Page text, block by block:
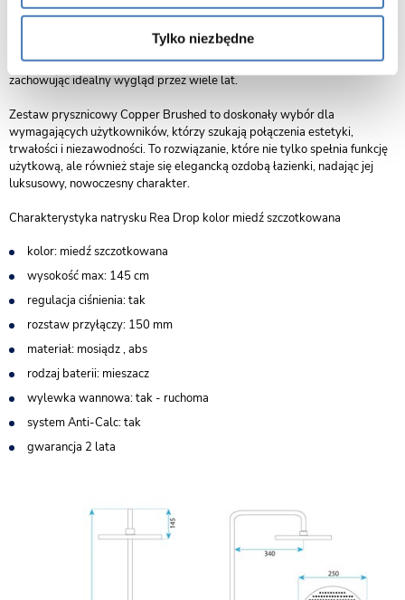
Tylko niezbędne
najtrwalszych metod barwienia powierzchni metali. Dzięki tej
zaawansowanej powłoce, produkt zyskuje nawet 15-krotnie większą
odporność niż w przypadku tradycyjnego galwanizowania. Powłoka PVD
chroni przed zarysowaniami, korozją i działaniem detergentów,
zachowując idealny wygląd przez wiele lat.
Zestaw prysznicowy Copper Brushed to doskonały wybór dla
wymagających użytkowników, którzy szukają połączenia estetyki,
trwałości i niezawodności. To rozwiązanie, które nie tylko spełnia funkcję
użytkową, ale również staje się elegancką ozdobą łazienki, nadając jej
luksusowy, nowoczesny charakter.
Charakterystyka natrysku Rea Drop kolor miedź szczotkowana
kolor: miedź szczotkowana
wysokość max: 145 cm
regulacja ciśnienia: tak
rozstaw przyłączy: 150 mm
materiał: mosiądz , abs
rodzaj baterii: mieszacz
wylewka wannowa: tak - ruchoma
system Anti-Calc: tak
gwarancja 2 lata